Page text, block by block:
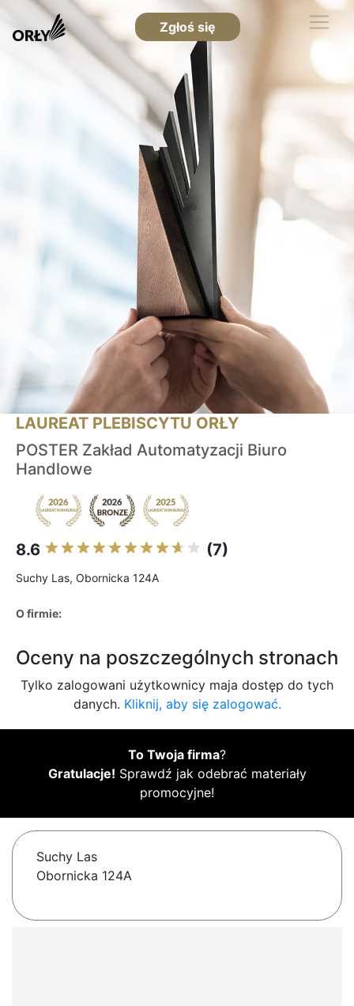
Zgłoś się
LAUREAT PLEBISCYTU ORŁY
POSTER Zakład Automatyzacji Biuro
Handlowe
8.6 (7)
Suchy Las, Obornicka 124A
O firmie:
Oceny na poszczególnych stronach
Tylko zalogowani użytkownicy maja dostęp do tych
danych. Kliknij, aby się zalogować.
To Twoja firma?
Gratulacje! Sprawdź jak odebrać materiały
promocyjne!
Suchy Las
Obornicka 124A